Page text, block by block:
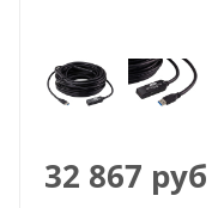
32 867 руб